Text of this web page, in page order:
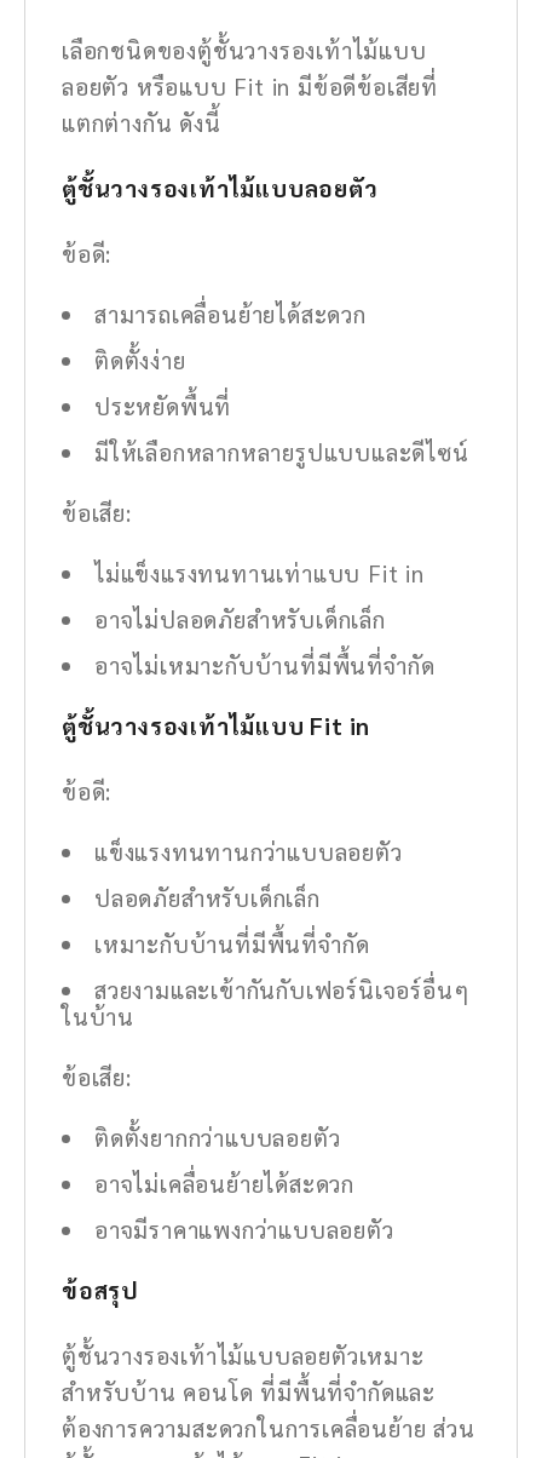
เลือกชนิดของตู้ชั้นวางรองเท้าไม้แบบ
ลอยตัว หรือแบบ Fit in มีข้อดีข้อเสียที่
แตกต่างกัน ดังนี้
ตู้ชั้นวางรองเท้าไม้แบบลอยตัว
ข้อดี:
สามารถเคลื่อนย้ายได้สะดวก
ติดตั้งง่าย
ประหยัดพื้นที่
มีให้เลือกหลากหลายรูปแบบและดีไซน์
ข้อเสีย:
ไม่แข็งแรงทนทานเท่าแบบ Fit in
อาจไม่ปลอดภัยสำหรับเด็กเล็ก
อาจไม่เหมาะกับบ้านที่มีพื้นที่จำกัด
ตู้ชั้นวางรองเท้าไม้แบบ Fit in
ข้อดี:
แข็งแรงทนทานกว่าแบบลอยตัว
ปลอดภัยสำหรับเด็กเล็ก
เหมาะกับบ้านที่มีพื้นที่จำกัด
สวยงามและเข้ากันกับเฟอร์นิเจอร์อื่นๆ
ในบ้าน
ข้อเสีย:
ติดตั้งยากกว่าแบบลอยตัว
อาจไม่เคลื่อนย้ายได้สะดวก
อาจมีราคาแพงกว่าแบบลอยตัว
ข้อสรุป
ตู้ชั้นวางรองเท้าไม้แบบลอยตัวเหมาะ
สำหรับบ้าน คอนโด ที่มีพื้นที่จำกัดและ
ต้องการความสะดวกในการเคลื่อนย้าย ส่วน